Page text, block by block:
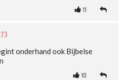
11
onderhand ook Bijbelse
10